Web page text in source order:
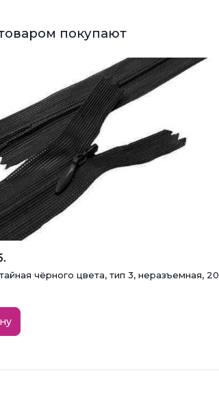
покупают
чёрного цвета, тип 3, неразъемная, 20